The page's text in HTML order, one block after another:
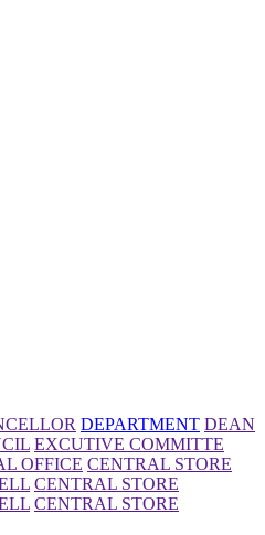
DEPARTMENT DEAN
EXCUTIVE COMMITTE
OFFICE CENTRAL STORE
CENTRAL STORE
CENTRAL STORE